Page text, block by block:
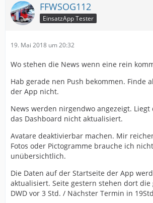
FFWSOG112
EinsatzApp Tester
19. Mai 2018 um 20:32
Wo stehen die News wenn eine rein
Hab gerade nen Push bekommen. Finde
der App nicht.
News werden nirgendwo angezeigt. Liegt
das Dashboard nicht aktualisiert.
Avatare deaktivierbar machen. Mir
Fotos oder Pictogramme brauche ich
unübersichtlich.
Die Daten auf der Startseite der App
aktualisiert. Seite gestern stehen dort die
DWD vor 3 Std. / Nächster Termin in